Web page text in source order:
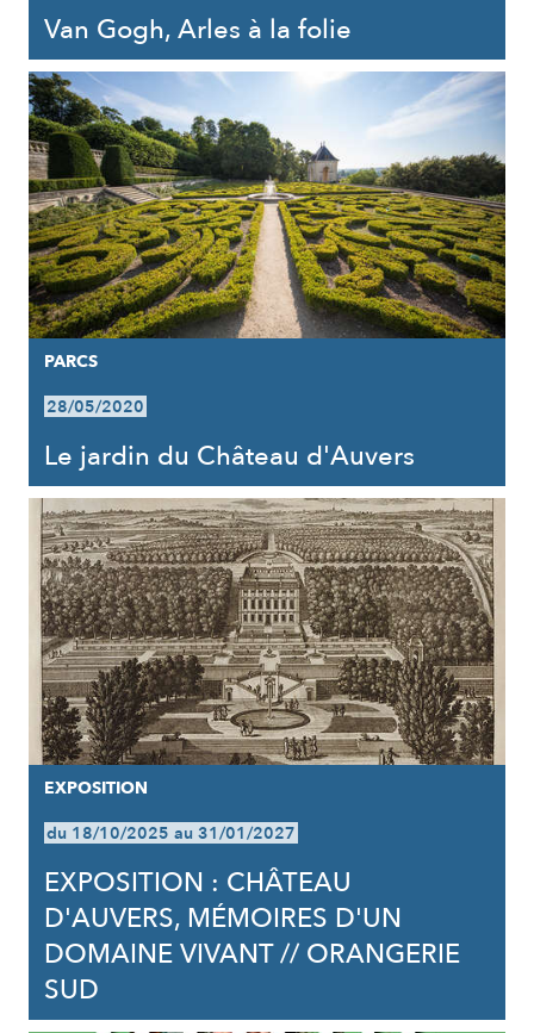
Van Gogh, Arles à la folie
PARCS
28/05/2020
Le jardin du Château d'Auvers
EXPOSITION
du 18/10/2025 au 31/01/2027
EXPOSITION : CHÂTEAU
D'AUVERS, MÉMOIRES D'UN
DOMAINE VIVANT // ORANGERIE
SUD